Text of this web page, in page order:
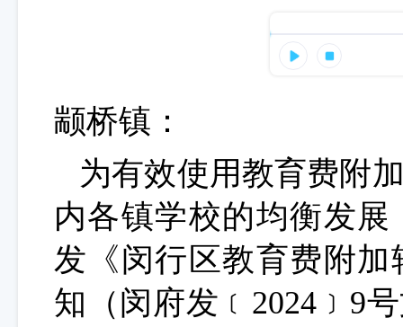
颛桥镇：
为有效使用教育费附
内各镇学校的均衡发
发《闵行区教育费附
知（闵府发﹝ 2024﹞ 9